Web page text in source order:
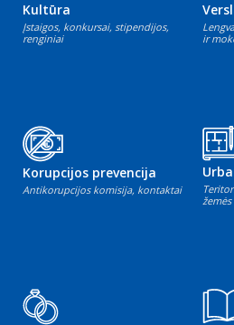
Kultūra
Įstaigos, konkursai, stipendijos,
renginiai
ir
Korupcijos prevencija
Antikorupcijos komisija, kontaktai